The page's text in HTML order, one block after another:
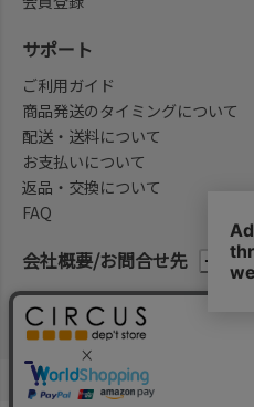
会社概要/お問合せ先
サポート
ご利用ガイド
商品発送のタイミングについて
配送・送料について
お支払いについて
返品・交換について
FAQ
法律に基づく表示
©2004-2026 子供服・キッズ服